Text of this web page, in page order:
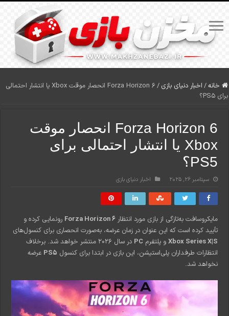
خانه/ اخبار دنیای بازی /
Forza Horizon 6 انحصار موقت Xbox یا انتشار احتمالی
برای PS5؟
Forza Horizon 6 انحصار موقت
Xbox یا انتشار احتمالی برای
PS5؟
سپتامبر 26, 2025 اخبار دنیای بازی
مایکروسافت به‌تازگی از بازی مورد انتظارForza Horizon 6 رونمایی کرده و
تأیید کرده است که این عنوان در زمان عرضه، به‌صورت انحصاری برای کنسول‌های
Xbox Series X|S و پلتفرمPC
در سال ۲۰۲۶ منتشر خواهد شد. برخلاف
انتظارات طرفداران پلی‌استیشن، این بازی در ابتدا برای کنسول PS5 عرضه
نخواهد شد.